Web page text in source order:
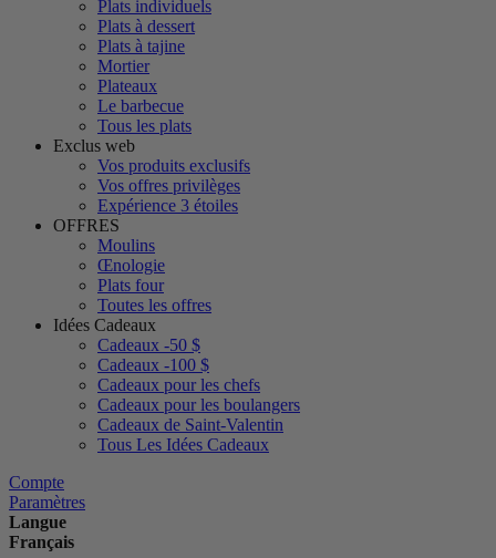
Plats individuels
Plats à dessert
Plats à tajine
Mortier
Plateaux
Le barbecue
Tous les plats
Exclus web
Vos produits exclusifs
Vos offres privilèges
Expérience 3 étoiles
OFFRES
Moulins
Œnologie
Plats four
Toutes les offres
Idées Cadeaux
Cadeaux -50 $
Cadeaux -100 $
Cadeaux pour les chefs
Cadeaux pour les boulangers
Cadeaux de Saint-Valentin
Tous Les Idées Cadeaux
Compte
Paramètres
Langue
Français